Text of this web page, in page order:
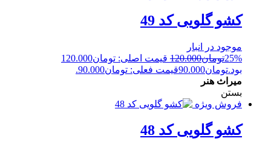
کشو گلویی کد 49
موجود در انبار
25%تومان120.000
قیمت اصلی: تومان120.000
بود.تومان90.000قیمت فعلی: تومان90.000.
میراث هنر
بستن
فروش ویژه
کشو گلویی کد 48